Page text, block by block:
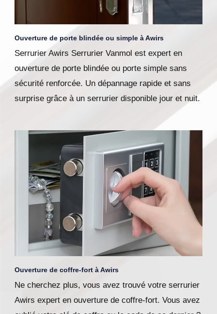
Ouverture de porte blindée ou simple à Awirs
Serrurier Awirs Serrurier Vanmol est expert en
ouverture de porte blindée ou porte simple sans
sécurité renforcée. Un dépannage rapide et sans
surprise grâce à un serrurier disponible jour et nuit.
Ouverture de coffre-fort à Awirs
Ne cherchez plus, vous avez trouvé votre serrurier
Awirs expert en ouverture de coffre-fort. Vous avez